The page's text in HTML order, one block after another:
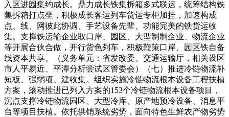
入区进园集约成长。鼎力成长铁集拆箱多式联运，统筹结构铁
集拆箱打点坐，积极成长客运列车货运专柜加挂，加速构成
点、线、网彼此协调、手艺设备先辈、功能完美的铁货运收
集。支撑铁运输企业取口岸、园区、大型制制企业、物流企业
等开展合伙合做，开行货色列车，积极鞭策口岸、园区铁自备
线资本共享。（义务单元：省发改委、交通运输厅，相关设区
市人平易近、平潭分析尝试区管委会）（七）推进冷链物流补
短板、强弱项、建收集。组织实施冷链物流根本设备工程扶植
方案，滚动推进已列入方案的153个冷链物流根本设备项目，
沉点支撑冷链物流园区、大型冷库、原产地预冷设备、消息平
台等项目扶植。依托供销系统劣势，面向特色生鲜农产物劣势